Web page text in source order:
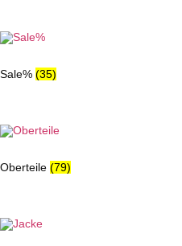
Sale% (35)
Oberteile (79)